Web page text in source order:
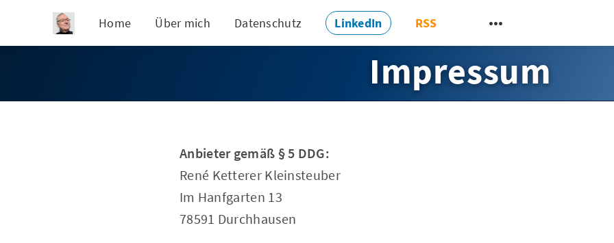
Home Über mich Datenschutz LinkedIn RSS
Impressum
Anbieter gemäß § 5 DDG:
René Ketterer Kleinsteuber
Im Hanfgarten 13
78591 Durchhausen